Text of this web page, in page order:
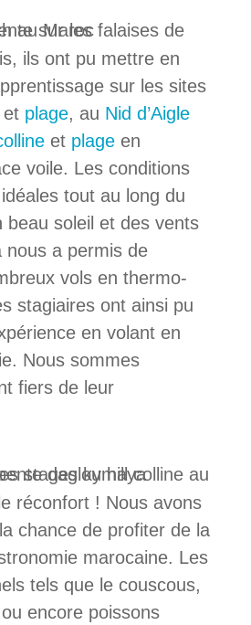
ils ont pu mettre en
sur les sites
plage, au Nid d’Aigle
et plageen
voile. Les conditions
tout au long du
beau soleil et des vents
nous a permis de
vols en thermo-
stagiaires ont ainsi pu
en volant en
Nous sommes
fiers de leur
réconfort ! Nous avons
chance de profiter de la
marocaine. Les
tels que le couscous,
encore poissons